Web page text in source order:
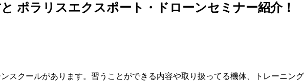
ポラリスエクスポート・ドローンセミナー紹介！
スクールがあります。習うことができる内容や取り扱ってる機体、トレーニン